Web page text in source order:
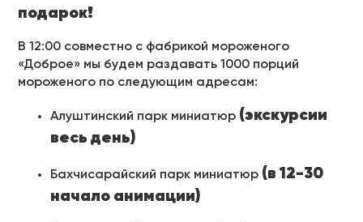
подарок!
В 12:00 совместно с фабрикой мороженого
«Доброе» мы будем раздавать 1000 порций
мороженого по следующим адресам:
Алуштинский парк миниатюр (экскурсии
весь день)
Бахчисарайский парк миниатюр (в 12-30
начало анимации)